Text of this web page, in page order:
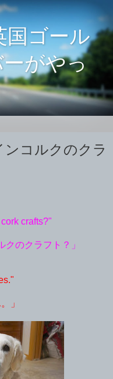
国ゴール
がやっ
ンコルクのクラ
crafts?"
クのクラフト？」
」